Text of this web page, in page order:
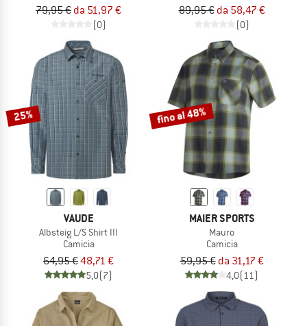
79,95 € da 51,97 €
(0)
89,95 € da 58,47 €
(0)
25%
VAUDE
Albsteig L/S Shirt III
Camicia
64,95 €48,71 €
5,0(7)
fino al 48%
MAIER SPORTS
Mauro
Camicia
59,95 € da 31,17 €
4,0(11)